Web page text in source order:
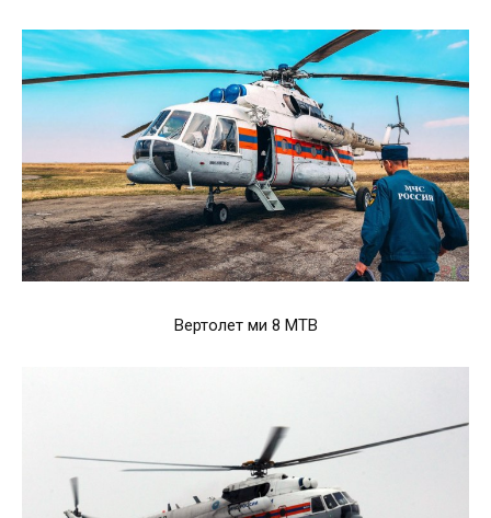
Вертолет ми 8 МТВ